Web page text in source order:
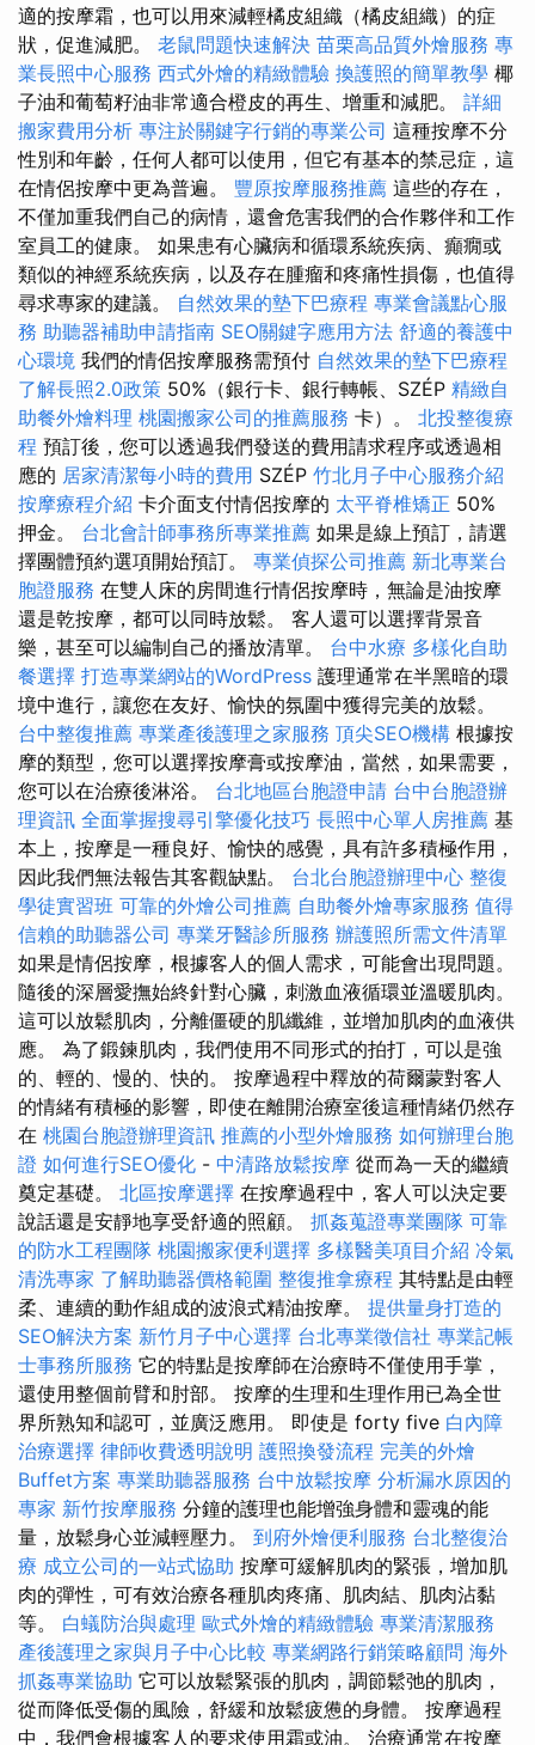
適的按摩霜，也可以用來減輕橘皮組織（橘皮組織）的症
狀，促進減肥。 老鼠問題快速解決 苗栗高品質外燴服務 專
業長照中心服務 西式外燴的精緻體驗 換護照的簡單教學 椰
子油和葡萄籽油非常適合橙皮的再生、增重和減肥。 詳細
搬家費用分析 專注於關鍵字行銷的專業公司 這種按摩不分
性別和年齡，任何人都可以使用，但它有基本的禁忌症，這
在情侶按摩中更為普遍。 豐原按摩服務推薦 這些的存在，
不僅加重我們自己的病情，還會危害我們的合作夥伴和工作
室員工的健康。 如果患有心臟病和循環系統疾病、癲癇或
類似的神經系統疾病，以及存在腫瘤和疼痛性損傷，也值得
尋求專家的建議。 自然效果的墊下巴療程 專業會議點心服
務 助聽器補助申請指南 SEO關鍵字應用方法 舒適的養護中
心環境 我們的情侶按摩服務需預付 自然效果的墊下巴療程
了解長照2.0政策 50%（銀行卡、銀行轉帳、SZÉP 精緻自
助餐外燴料理 桃園搬家公司的推薦服務 卡）。 北投整復療
程 預訂後，您可以透過我們發送的費用請求程序或透過相
應的 居家清潔每小時的費用 SZÉP 竹北月子中心服務介紹
按摩療程介紹 卡介面支付情侶按摩的 太平脊椎矯正 50%
押金。 台北會計師事務所專業推薦 如果是線上預訂，請選
擇團體預約選項開始預訂。 專業偵探公司推薦 新北專業台
胞證服務 在雙人床的房間進行情侶按摩時，無論是油按摩
還是乾按摩，都可以同時放鬆。 客人還可以選擇背景音
樂，甚至可以編制自己的播放清單。 台中水療 多樣化自助
餐選擇 打造專業網站的WordPress 護理通常在半黑暗的環
境中進行，讓您在友好、愉快的氛圍中獲得完美的放鬆。
台中整復推薦 專業產後護理之家服務 頂尖SEO機構 根據按
摩的類型，您可以選擇按摩膏或按摩油，當然，如果需要，
您可以在治療後淋浴。 台北地區台胞證申請 台中台胞證辦
理資訊 全面掌握搜尋引擎優化技巧 長照中心單人房推薦 基
本上，按摩是一種良好、愉快的感覺，具有許多積極作用，
因此我們無法報告其客觀缺點。 台北台胞證辦理中心 整復
學徒實習班 可靠的外燴公司推薦 自助餐外燴專家服務 值得
信賴的助聽器公司 專業牙醫診所服務 辦護照所需文件清單
如果是情侶按摩，根據客人的個人需求，可能會出現問題。
隨後的深層愛撫始終針對心臟，刺激血液循環並溫暖肌肉。
這可以放鬆肌肉，分離僵硬的肌纖維，並增加肌肉的血液供
應。 為了鍛鍊肌肉，我們使用不同形式的拍打，可以是強
的、輕的、慢的、快的。 按摩過程中釋放的荷爾蒙對客人
的情緒有積極的影響，即使在離開治療室後這種情緒仍然存
在 桃園台胞證辦理資訊 推薦的小型外燴服務 如何辦理台胞
證 如何進行SEO優化 - 中清路放鬆按摩 從而為一天的繼續
奠定基礎。 北區按摩選擇 在按摩過程中，客人可以決定要
說話還是安靜地享受舒適的照顧。 抓姦蒐證專業團隊 可靠
的防水工程團隊 桃園搬家便利選擇 多樣醫美項目介紹 冷氣
清洗專家 了解助聽器價格範圍 整復推拿療程 其特點是由輕
柔、連續的動作組成的波浪式精油按摩。 提供量身打造的
SEO解決方案 新竹月子中心選擇 台北專業徵信社 專業記帳
士事務所服務 它的特點是按摩師在治療時不僅使用手掌，
還使用整個前臂和肘部。 按摩的生理和生理作用已為全世
界所熟知和認可，並廣泛應用。 即使是 forty five 白內障
治療選擇 律師收費透明說明 護照換發流程 完美的外燴
Buffet方案 專業助聽器服務 台中放鬆按摩 分析漏水原因的
專家 新竹按摩服務 分鐘的護理也能增強身體和靈魂的能
量，放鬆身心並減輕壓力。 到府外燴便利服務 台北整復治
療 成立公司的一站式協助 按摩可緩解肌肉的緊張，增加肌
肉的彈性​​，可有效治療各種肌肉疼痛、肌肉結、肌肉沾黏
等。 白蟻防治與處理 歐式外燴的精緻體驗 專業清潔服務
產後護理之家與月子中心比較 專業網路行銷策略顧問 海外
抓姦專業協助 它可以放鬆緊張的肌肉，調節鬆弛的肌肉，
從而降低受傷的風險，舒緩和放鬆疲憊的身體。 按摩過程
中，我們會根據客人的要求使用霜或油。 治療通常在按摩